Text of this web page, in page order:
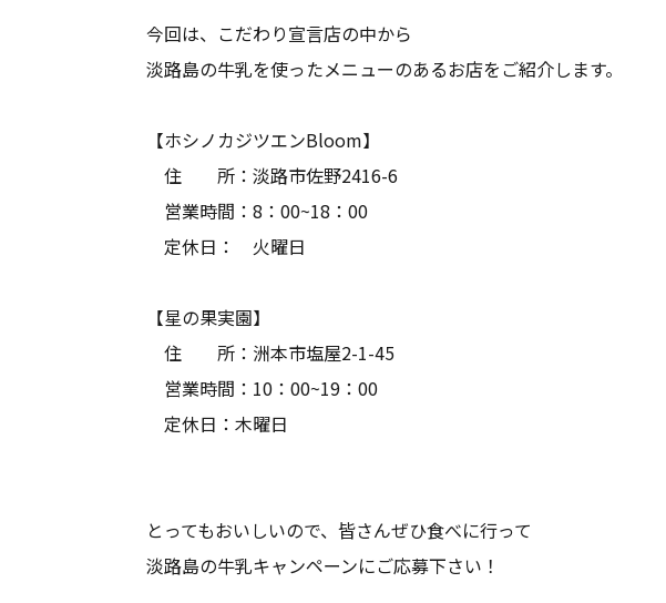
今回は、こだわり宣言店の中から
淡路島の牛乳を使ったメニューのあるお店をご紹介します。
【ホシノカジツエンBloom】
住 所：淡路市佐野2416-6
営業時間：8：00~18：00
定休日： 火曜日
【星の果実園】
住 所：洲本市塩屋2-1-45
営業時間：10：00~19：00
定休日：木曜日
とってもおいしいので、皆さんぜひ食べに行って
淡路島の牛乳キャンペーンにご応募下さい！